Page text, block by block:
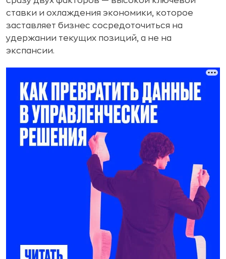
ставки и охлаждения экономики, которое
заставляет бизнес сосредоточиться на
удержании текущих позиций, а не на
экспансии.